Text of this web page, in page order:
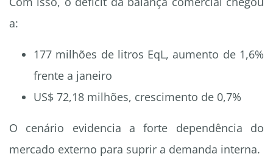
a:
177 milhões de litros EqL, aumento de 1,6%
frente a janeiro
US$ 72,18 milhões, crescimento de 0,7%
O cenário evidencia a forte dependência do
mercado externo para suprir a demanda interna.